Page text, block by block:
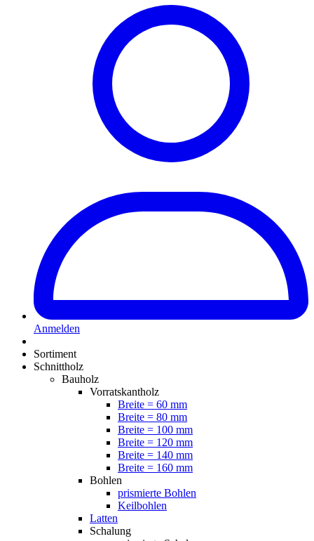
Anmelden
Sortiment
Schnittholz
Bauholz
Vorratskantholz
Breite = 60 mm
Breite = 80 mm
Breite = 100 mm
Breite = 120 mm
Breite = 140 mm
Breite = 160 mm
Bohlen
prismierte Bohlen
Keilbohlen
Latten
Schalung